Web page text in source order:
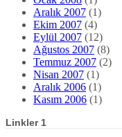
Aralık 2007 (1)
Ekim 2007 (4)
Eylül 2007 (12)
Ağustos 2007 (8)
Temmuz 2007 (2)
Nisan 2007 (1)
Aralık 2006 (1)
Kasım 2006 (1)
Linkler 1